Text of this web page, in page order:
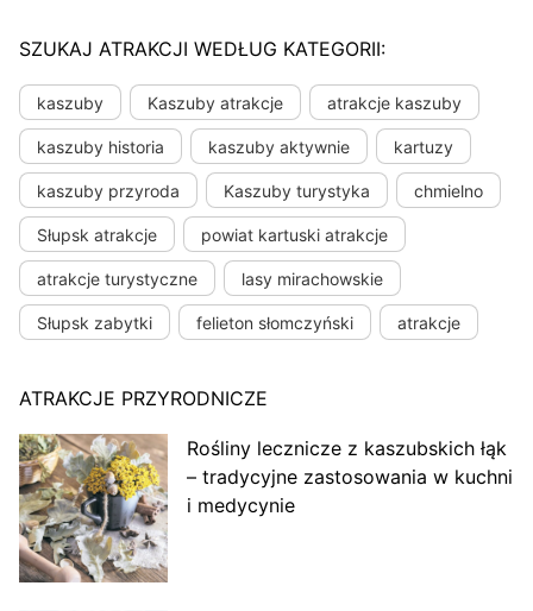
SZUKAJ ATRAKCJI WEDŁUG KATEGORII:
kaszuby Kaszuby atrakcje atrakcje kaszuby
kaszuby historia kaszuby aktywnie kartuzy
kaszuby przyroda Kaszuby turystyka chmielno
Słupsk atrakcje powiat kartuski atrakcje
atrakcje turystyczne lasy mirachowskie
Słupsk zabytki felieton słomczyński atrakcje
ATRAKCJE PRZYRODNICZE
Rośliny lecznicze z kaszubskich łąk
– tradycyjne zastosowania w kuchni
i medycynie